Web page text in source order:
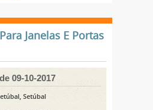
Janelas E Portas
09-10-2017
Setúbal